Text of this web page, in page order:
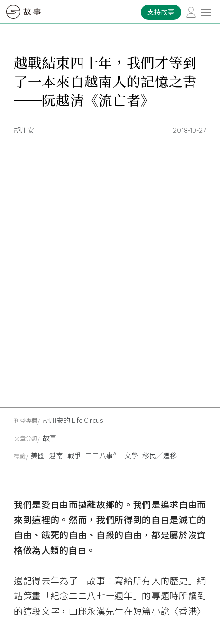
支持故事
越戰結束四十年，我們才等到
了一本來自越南人的記憶之書
──阮越清《流亡者》
胡川安 2018-10-27
我們是愛自由而拋離故鄉的。我們是追求自由而
來到這裡的。然而，我們所得到的自由是滅亡的
自由、餓死的自由、自殺的自由，都是屬於沒資
格做為人類的自由。
還記得去年為了「故事：寫給所有人的歷史」網
站策畫「紀念二二八七十週年 」的專題時所讀到
的這段文字，由邱永漢先生在短篇小說〈香港〉
刊登專欄 胡川安的 Life Circus
文章分類 故事
標籤 美國 越南 戰爭 二二八事件 文學 移民／遷移